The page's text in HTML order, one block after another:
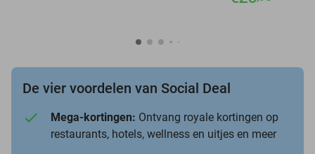
De vier voordelen van Social Deal
Mega-kortingen: Ontvang royale kortingen op
restaurants, hotels, wellness en uitjes en meer